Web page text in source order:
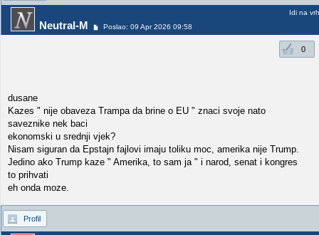
Neutral-M Poslao: 09 Apr 2026 09:58
Idi na vrh
0
dusane
Kazes " nije obaveza Trampa da brine o EU " znaci svoje nato
saveznike nek baci
ekonomski u srednji vjek?
Nisam siguran da Epstajn fajlovi imaju toliku moc, amerika nije Trump.
Jedino ako Trump kaze " Amerika, to sam ja " i narod, senat i kongres
to prihvati
eh onda moze.
Profil